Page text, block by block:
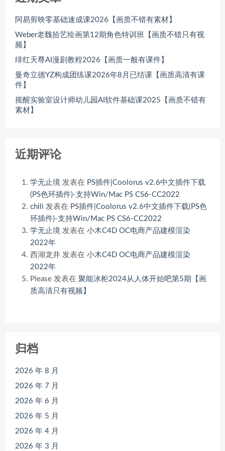
阿易剪映零基础速成课2026【画质不错有素材】
Weber老魏拾艺绘画第12期角色特训班【画质不错只有视
频】
绯红天尊AI漫剧教程2026【画质一般有课件】
曼奇立德YZ构成团练课2026年8月已结课【画质高清有课
件】
摇醒实验室设计师幼儿园AI软件基础课2025【画质不错有
素材】
近期评论
学无止境 发表在 PS插件|Coolorus v2.6中文插件下载
(PS色环插件)-支持Win/Mac PS CS6-CC2022
chili 发表在 PS插件|Coolorus v2.6中文插件下载(PS色
环插件)-支持Win/Mac PS CS6-CC2022
学无止境 发表在 小木C4D OC电商产品建模渲染
2022年
西湖龙井 发表在 小木C4D OC电商产品建模渲染
2022年
Please 发表在 聚能冰柜2024从人体开始吧第5期【画
质高清只有视频】
归档
2026 年 8 月
2026 年 7 月
2026 年 6 月
2026 年 5 月
2026 年 4 月
2026 年 3 月